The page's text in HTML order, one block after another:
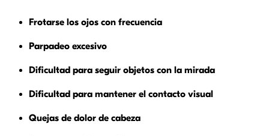
Frotarse los ojos con frecuencia
Parpadeo excesivo
Dificultad para seguir objetos con la mirada
Dificultad para mantener el contacto visual
Quejas de dolor de cabeza